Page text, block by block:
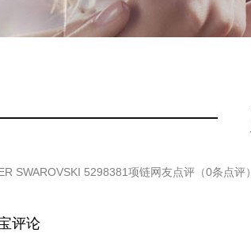
SWAROVSKI 5298381项链网友点评（0条点评）
评论